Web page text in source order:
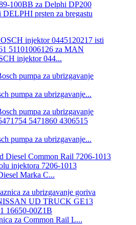
prsten za bregastu
injektor 044...
pumpa za ubrizgavanje...
pumpa za ubrizgavanje...
Marka C...
za Common Rail L...